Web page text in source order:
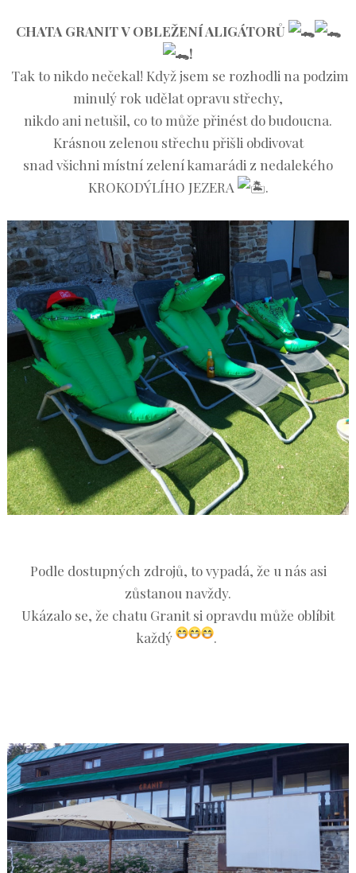
CHATA GRANIT V OBLEŽENÍ ALIGÁTORŮ
!
Tak to nikdo nečekal! Když jsem se rozhodli na podzim
minulý rok udělat opravu střechy,
nikdo ani netušil, co to může přinést do budoucna.
Krásnou zelenou střechu přišli obdivovat
snad všichni místní zelení kamarádi z nedalekého
KROKODÝLÍHO JEZERA
.
Podle dostupných zdrojů, to vypadá, že u nás asi
zůstanou navždy.
Ukázalo se, že chatu Granit si opravdu může oblíbit
každý
.